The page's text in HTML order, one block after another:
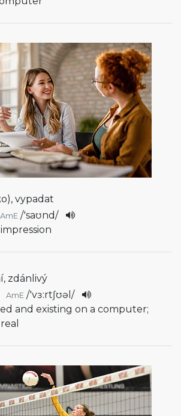
vypadat
AmE /'saʊnd/
zdánlivý
AmE /'vɜ:rtʃʊəl /
and existing on a computer;